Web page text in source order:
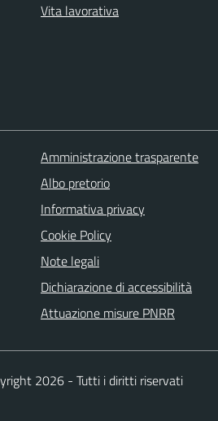
Vita lavorativa
Amministrazione trasparente
Albo pretorio
Informativa privacy
Cookie Policy
Note legali
Dichiarazione di accessibilità
Attuazione misure PNRR
2026 - Tutti i diritti riservati